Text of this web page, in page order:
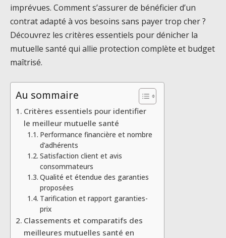
imprévues. Comment s’assurer de bénéficier d’un
contrat adapté à vos besoins sans payer trop cher ?
Découvrez les critères essentiels pour dénicher la
mutuelle santé qui allie protection complète et budget
maîtrisé.
Au sommaire
Critères essentiels pour identifier
le meilleur mutuelle santé
Performance financière et nombre
d’adhérents
Satisfaction client et avis
consommateurs
Qualité et étendue des garanties
proposées
Tarification et rapport garanties-
prix
Classements et comparatifs des
meilleures mutuelles santé en